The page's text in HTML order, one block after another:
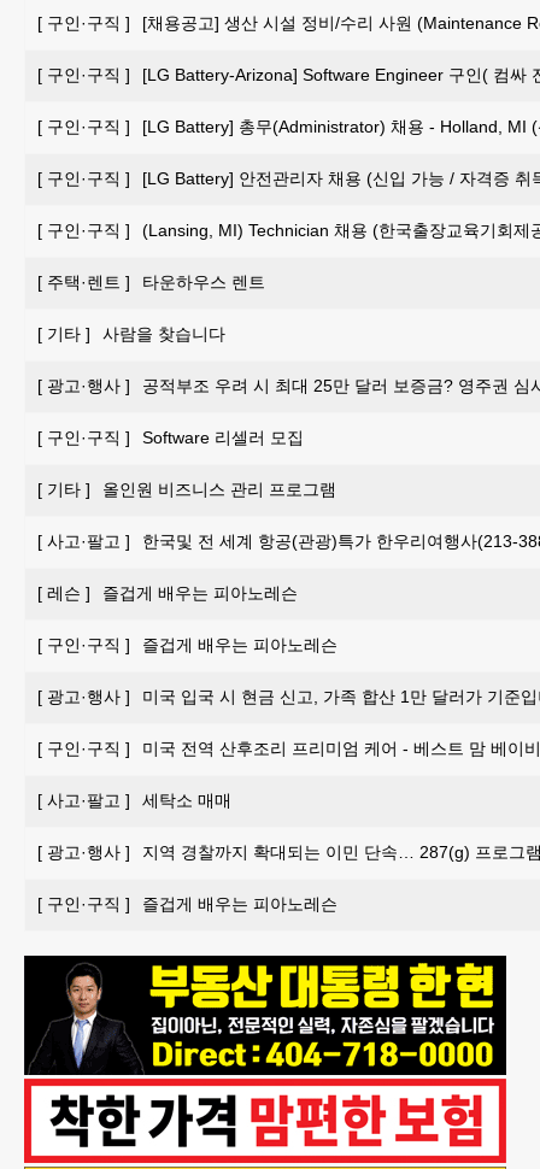
[ 구인·구직 ] [채용공고] 생산 시설 정비/수리 사원 (Maintenance
[ 구인·구직 ] [LG Battery-Arizona] Software Engineer 구인( 컴싸
[ 구인·구직 ] [LG Battery] 총무(Administrator) 채용 - Holland, MI
[ 구인·구직 ] [LG Battery] 안전관리자 채용 (신입 가능 / 자격증 취
[ 구인·구직 ] (Lansing, MI) Technician 채용 (한국출장교육기회제
[ 주택·렌트 ] 타운하우스 렌트
[ 기타 ] 사람을 찾습니다
[ 광고·행사 ] 공적부조 우려 시 최대 25만 달러 보증금? 영주권 심
[ 구인·구직 ] Software 리셀러 모집
[ 기타 ] 올인원 비즈니스 관리 프로그램
[ 사고·팔고 ] 한국및 전 세계 항공(관광)특가 한우리여행사(213-
[ 레슨 ] 즐겁게 배우는 피아노레슨
[ 구인·구직 ] 즐겁게 배우는 피아노레슨
[ 광고·행사 ] 미국 입국 시 현금 신고, 가족 합산 1만 달러가 기준
[ 구인·구직 ] 미국 전역 산후조리 프리미엄 케어 - 베스트 맘 베이
[ 사고·팔고 ] 세탁소 매매
[ 광고·행사 ] 지역 경찰까지 확대되는 이민 단속… 287(g) 프로그
[ 구인·구직 ] 즐겁게 배우는 피아노레슨